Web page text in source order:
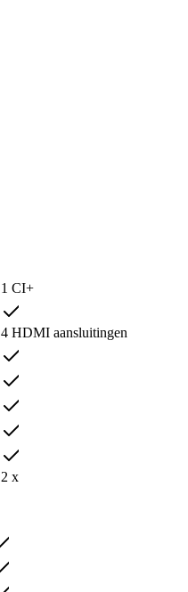
1 CI+
4 HDMI aansluitingen
2 x